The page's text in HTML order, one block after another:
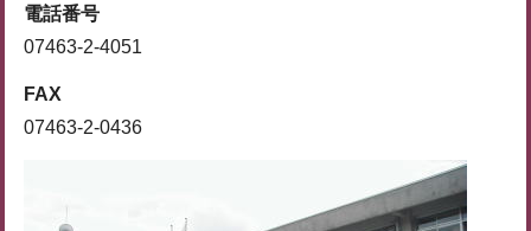
電話番号
07463-2-4051
FAX
07463-2-0436